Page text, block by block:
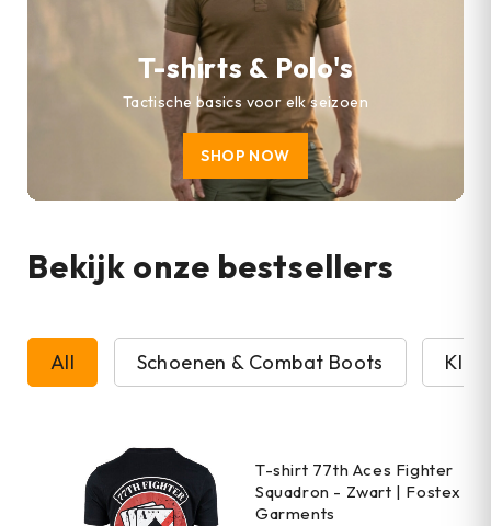
T-shirts & Polo's
Tactische basics voor elk seizoen
SHOP NOW
Bekijk onze bestsellers
All Schoenen & Combat Boots
T-shirt 77th Aces Fighter
Squadron - Zwart | Fostex
Garments